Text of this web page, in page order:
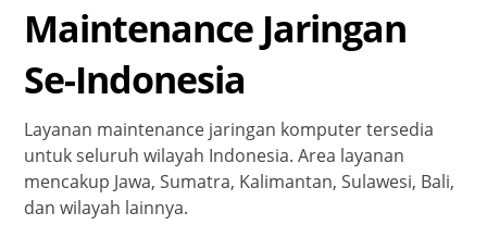
Maintenance Jaringan
Se-Indonesia
Layanan maintenance jaringan komputer tersedia
untuk seluruh wilayah Indonesia. Area layanan
mencakup Jawa, Sumatra, Kalimantan, Sulawesi, Bali,
dan wilayah lainnya.